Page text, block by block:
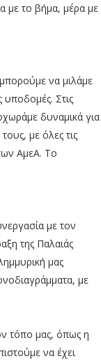
με το βήμα, μέρα με
να μιλάμε
υποδομές. Στις
δυναμικά για
με όλες τις
ΑμεΑ. Το
με τον
της Παλαιάς
μας
με
τόπο μας, όπως η
να έχει